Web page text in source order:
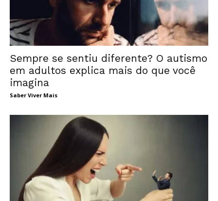
Sempre se sentiu diferente? O autismo
em adultos explica mais do que você
imagina
Saber Viver Mais